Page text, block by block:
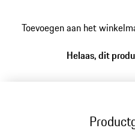
terug
Toevoegen aan het
Helaas, dit